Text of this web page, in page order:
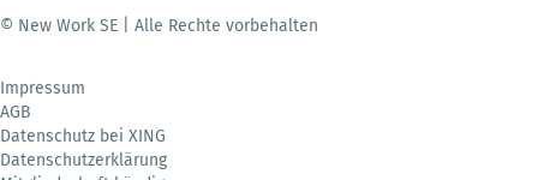
© New Work SE | Alle Rechte vorbehalten
Impressum
AGB
Datenschutz bei XING
Datenschutzerklärung